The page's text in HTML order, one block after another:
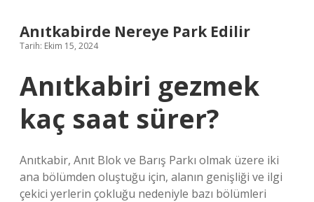
Anıtkabirde Nereye Park Edilir
Tarih: Ekim 15, 2024
Anıtkabiri gezmek
kaç saat sürer?
Anıtkabir, Anıt Blok ve Barış Parkı olmak üzere iki
ana bölümden oluştuğu için, alanın genişliği ve ilgi
çekici yerlerin çokluğu nedeniyle bazı bölümleri